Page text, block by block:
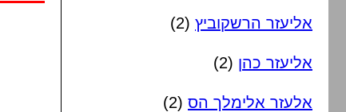
אליעזר הרשקוביץ (2)
אליעזר כהן (2)
אלעזר אלימלך הס (2)